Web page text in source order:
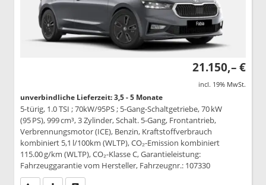
21.150,– €
incl. 19% MwSt.
unverbindliche Lieferzeit: 3,5 - 5 Monate
5-türig, 1.0 TSI ; 70kW/95PS ; 5-Gang-Schaltgetriebe, 70 kW
(95 PS), 999 cm³, 3 Zylinder, Schalt. 5-Gang, Frontantrieb,
Verbrennungsmotor (ICE), Benzin, Kraftstoffverbrauch
kombiniert 5,1 l/100km (WLTP), CO₂-Emission kombiniert
115.00 g/km (WLTP), CO₂-Klasse C, Garantieleistung:
Fahrzeuggarantie vom Hersteller, Fahrzeugnr.: 107330